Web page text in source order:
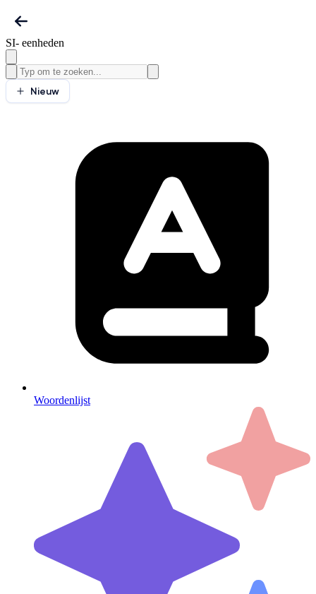
SI- eenheden
Nieuw
Woordenlijst